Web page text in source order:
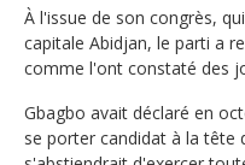
À l'issue de son congrès,
capitale Abidjan, le parti a
comme l'ont constaté des
Gbagbo avait déclaré en
se porter candidat à la tête